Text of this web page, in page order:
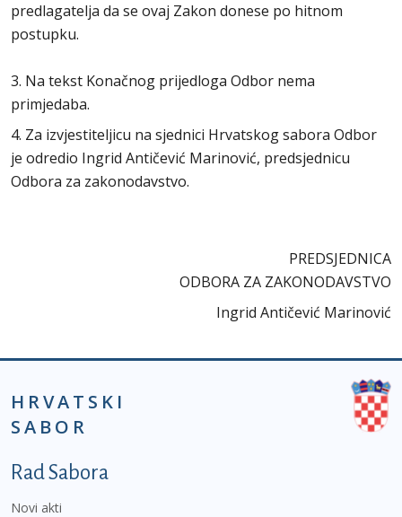
predlagatelja da se ovaj Zakon donese po hitnom
postupku.
3. Na tekst Konačnog prijedloga Odbor nema
primjedaba.
4. Za izvjestiteljicu na sjednici Hrvatskog sabora Odbor
je odredio Ingrid Antičević Marinović, predsjednicu
Odbora za zakonodavstvo.
PREDSJEDNICA
ODBORA ZA ZAKONODAVSTVO
Ingrid Antičević Marinović
HRVATSKI
SABOR
Podnožje prvi izbornik
Rad Sabora
Novi akti